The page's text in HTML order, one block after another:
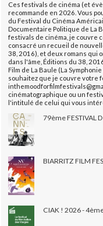
Ces festivals de cinéma (et
recommande en 2026. Vous
du Festival du Cinéma
Documentaire Politique de La
festivals de cinéma, je couvre
consacré un recueil de
38, 2016), et deux romans qui
dans l'âme, Éditions du 38,
Film de La Baule (La
souhaitez que je couvre votre
cinématographique ou un
l'intitulé de celui qui vous
79ème FESTIVAL
BIARRITZ FILM
CIAK ! 2026 -